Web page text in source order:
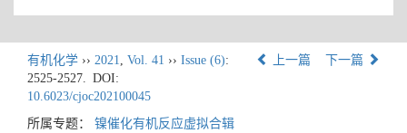
有机化学 ›› 2021, Vol. 41 ›› Issue (6):
2525-2527. DOI:
10.6023/cjoc202100045
上一篇 下一篇
所属专题： 镍催化有机反应虚拟合辑